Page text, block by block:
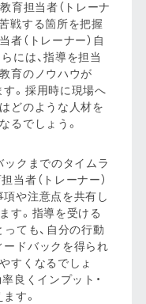
育担当者（トレーナ
戦する箇所を把握
者（トレーナー）自
には、指導を担当
育のノウハウが
。採用時に現場へ
どのような人材を
るでしょう。
クまでのタイムラ
当者（トレーナー）
や注意点を共有し
す。指導を受ける
っても、自分の行動
ドバックを得られ
すくなるでしょ
良くインプット・
す。